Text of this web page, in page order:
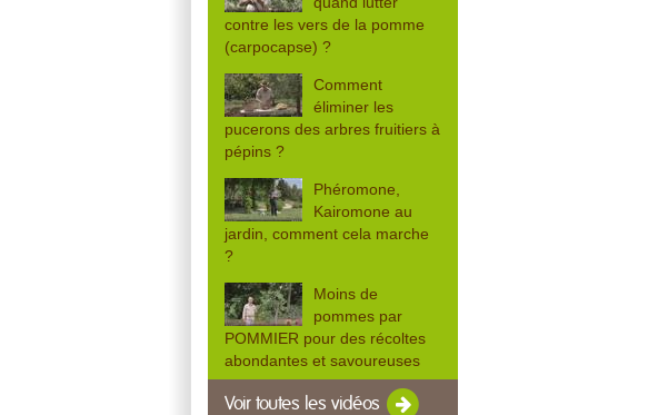
contre les vers de la pomme
(carpocapse) ?
Comment
éliminer les
pucerons des arbres fruitiers à
pépins ?
Phéromone,
Kairomone au
jardin, comment cela marche
?
Moins de
pommes par
POMMIER pour des récoltes
abondantes et savoureuses
Voir toutes les vidéos